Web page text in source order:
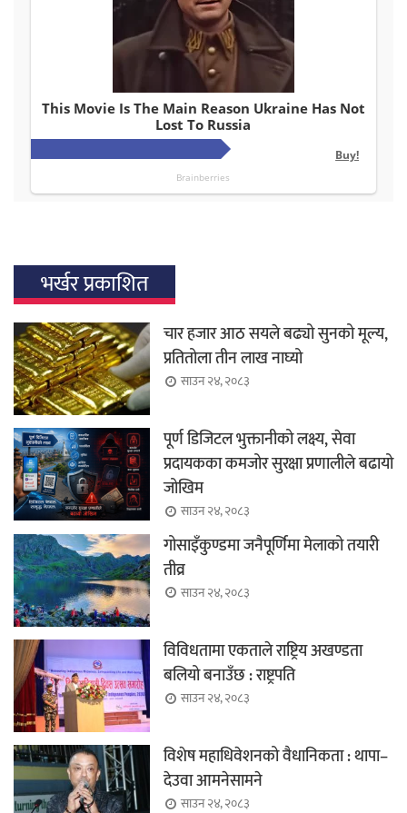
भर्खर प्रकाशित
चार हजार आठ सयले बढ्यो सुनको मूल्य,
प्रतितोला तीन लाख नाघ्यो
साउन २४, २०८३
पूर्ण डिजिटल भुक्तानीको लक्ष्य, सेवा
प्रदायकका कमजोर सुरक्षा प्रणालीले बढायो
जोखिम
साउन २४, २०८३
गोसाइँकुण्डमा जनैपूर्णिमा मेलाको तयारी
तीव्र
साउन २४, २०८३
विविधतामा एकताले राष्ट्रिय अखण्डता
बलियो बनाउँछ : राष्ट्रपति
साउन २४, २०८३
विशेष महाधिवेशनको वैधानिकता : थापा–
देउवा आमनेसामने
साउन २४, २०८३